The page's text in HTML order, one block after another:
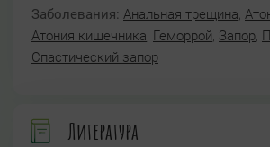
Заболевания: Анальная трещина,
Атония кишечника, Геморрой, Запор,
Спастический запор
Литература